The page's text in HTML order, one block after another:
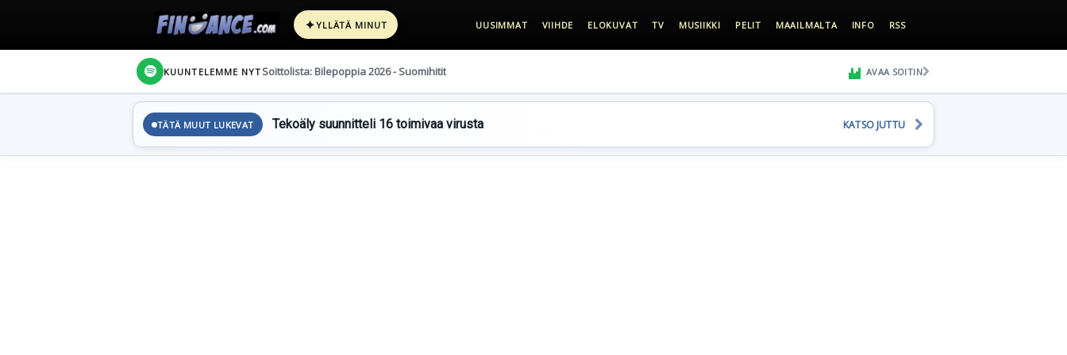
✦YLLÄTÄ MINUT UUSIMMAT VIIHDE ELOKUVAT TV MUSIIKKI PELIT MAAILMALTA INFO RSS
KUUNTELEMME NYT Soittolista: Bilepoppia 2026 - Suomihitit AVAA SOITIN
TÄTÄ MUUT LUKEVAT Tekoäly suunnitteli 16 toimivaa virusta KATSO JUTTU